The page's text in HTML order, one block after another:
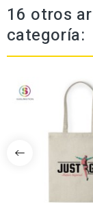
16 otros
categoría: